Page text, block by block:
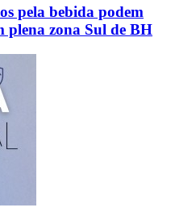
pela bebida podem
plena zona Sul de BH